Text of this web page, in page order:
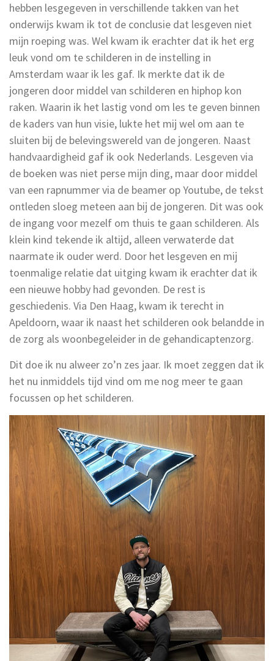
hebben lesgegeven in verschillende takken van het
onderwijs kwam ik tot de conclusie dat lesgeven niet
mijn roeping was. Wel kwam ik erachter dat ik het erg
leuk vond om te schilderen in de instelling in
Amsterdam waar ik les gaf. Ik merkte dat ik de
jongeren door middel van schilderen en hiphop kon
raken. Waarin ik het lastig vond om les te geven binnen
de kaders van hun visie, lukte het mij wel om aan te
sluiten bij de belevingswereld van de jongeren. Naast
handvaardigheid gaf ik ook Nederlands. Lesgeven via
de boeken was niet perse mijn ding, maar door middel
van een rapnummer via de beamer op Youtube, de tekst
ontleden sloeg meteen aan bij de jongeren. Dit was ook
de ingang voor mezelf om thuis te gaan schilderen. Als
klein kind tekende ik altijd, alleen verwaterde dat
naarmate ik ouder werd. Door het lesgeven en mij
toenmalige relatie dat uitging kwam ik erachter dat ik
een nieuwe hobby had gevonden. De rest is
geschiedenis. Via Den Haag, kwam ik terecht in
Apeldoorn, waar ik naast het schilderen ook belandde in
de zorg als woonbegeleider in de gehandicaptenzorg.
Dit doe ik nu alweer zo’n zes jaar. Ik moet zeggen dat ik
het nu inmiddels tijd vind om me nog meer te gaan
focussen op het schilderen.